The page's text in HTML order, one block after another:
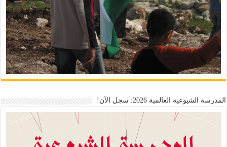
المدرسة الشيوعية العالمية 2026: سجل الآن!